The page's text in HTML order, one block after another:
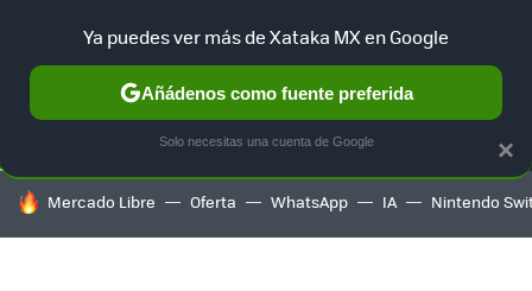
SELECCIÓN GAMING HOME AUTO TERRITORIO
HOY SE HABLA DE
Mercado Libre Oferta WhatsApp IA Nintendo
×
Ya puedes ver más de Xataka MX en Google
Añádenos como fuente preferida
Solo necesitas una cuenta de Google